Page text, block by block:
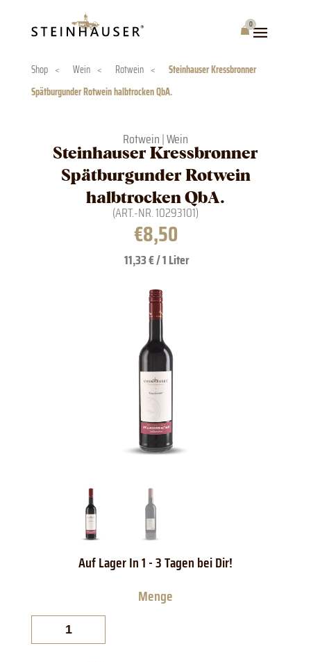
0
Warenkorb
Shop < Wein < Rotwein <
Steinhauser Kressbronner
Spätburgunder Rotwein halbtrocken QbA.
Rotwein|Wein
Steinhauser Kressbronner
Spätburgunder Rotwein
halbtrocken QbA.
(ART.-NR.10293101)
€8,50
11,33 € / 1 Liter